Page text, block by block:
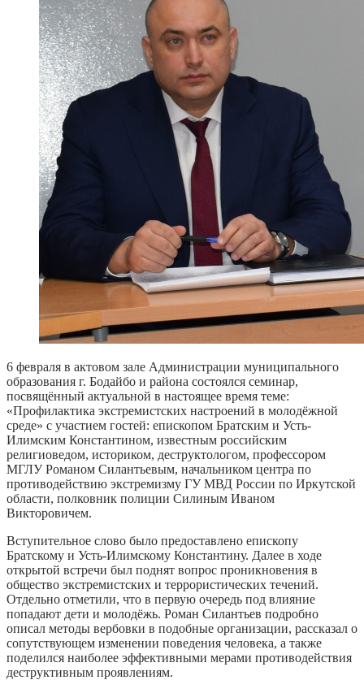
6 февраля в актовом зале Администрации муниципального
образования г. Бодайбо и района состоялся семинар,
посвящённый актуальной в настоящее время теме:
«Профилактика экстремистских настроений в молодёжной
среде» с участием гостей: епископом Братским и Усть-
Илимским Константином, известным российским
религиоведом, историком, деструктологом, профессором
МГЛУ Романом Силантьевым, начальником центра по
противодействию экстремизму ГУ МВД России по Иркутской
области, полковник полиции Силиным Иваном
Викторовичем.
Вступительное слово было предоставлено епископу
Братскому и Усть-Илимскому Константину. Далее в ходе
открытой встречи был поднят вопрос проникновения в
общество экстремистских и террористических течений.
Отдельно отметили, что в первую очередь под влияние
попадают дети и молодёжь. Роман Силантьев подробно
описал методы вербовки в подобные организации, рассказал о
сопутствующем изменении поведения человека, а также
поделился наиболее эффективными мерами противодействия
деструктивным проявлениям.